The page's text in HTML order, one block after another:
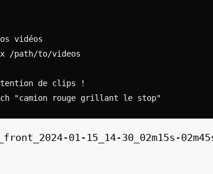
vidéos
/path/to/videos
de clips !
01-15_14-30_02m15s-